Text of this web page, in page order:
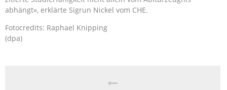
abhängt», erklärte Sigrun Nickel vom CHE.
Fotocredits: Raphael Knipping
(dpa)